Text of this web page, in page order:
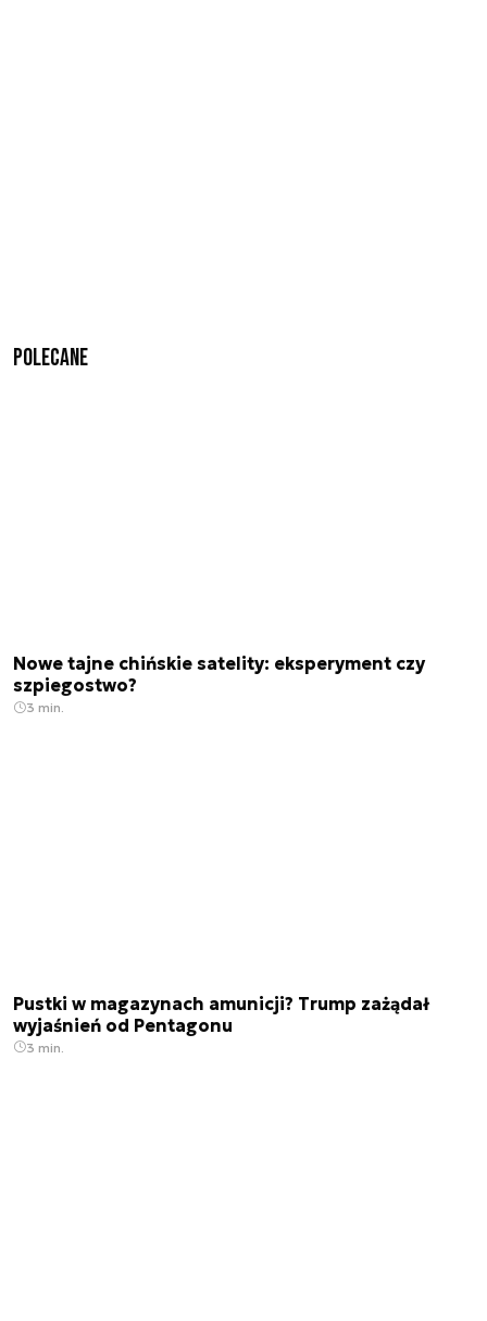
Polecane
Nowe tajne chińskie satelity: eksperyment czy
szpiegostwo?
3 min.
Pustki w magazynach amunicji? Trump zażądał
wyjaśnień od Pentagonu
3 min.